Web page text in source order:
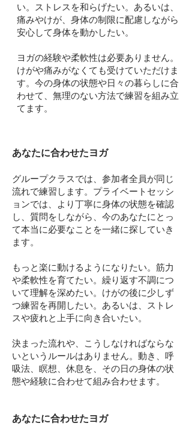
い。ストレスを和らげたい。あるいは、
痛みやけが、身体の制限に配慮しながら
安心して身体を動かしたい。
ヨガの経験や柔軟性は必要ありません。
けがや痛みがなくても受けていただけま
す。今の身体の状態や日々の暮らしに合
わせて、無理のない方法で練習を組み立
てます。
あなたに合わせたヨガ
グループクラスでは、参加者全員が同じ
流れで練習します。プライベートセッシ
ョンでは、より丁寧に身体の状態を確認
し、質問をしながら、今のあなたにとっ
て本当に必要なことを一緒に探していき
ます。
もっと楽に動けるようになりたい。筋力
や柔軟性を育てたい。繰り返す不調につ
いて理解を深めたい。けがの後に少しず
つ練習を再開したい。あるいは、ストレ
スや疲れと上手に向き合いたい。
決まった流れや、こうしなければならな
いというルールはありません。動き、呼
吸法、瞑想、休息を、その日の身体の状
態や経験に合わせて組み合わせます。
あなたに合わせたヨガ